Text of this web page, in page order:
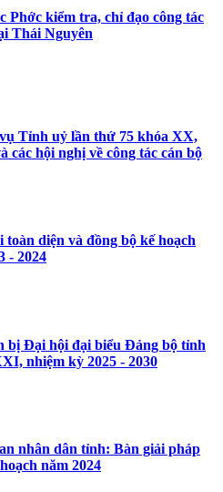
kiểm tra, chỉ đạo công tác
Thái Nguyên
Tỉnh uỷ lần thứ 75 khóa XX,
các hội nghị về công tác cán bộ
diện và đồng bộ kế hoạch
- 2024
bị Đại hội đại biểu Đảng bộ tỉnh
nhiệm kỳ 2025 - 2030
nhân dân tỉnh: Bàn giải pháp
năm 2024